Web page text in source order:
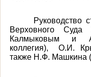
Руководство
Верховного Суда
Калмыковым и
коллегия), О.И.
также Н.Ф. Машкина